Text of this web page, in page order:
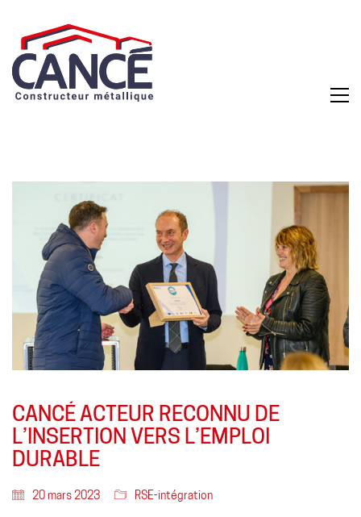
CANCÉ ACTEUR RECONNU DE
L’INSERTION VERS L’EMPLOI
DURABLE
20 mars 2023 RSE-intégration